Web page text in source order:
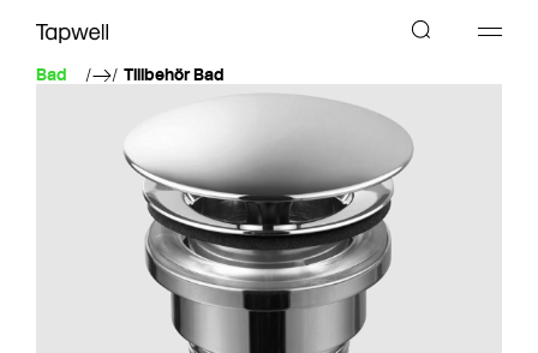
Bad Tillbehör Bad